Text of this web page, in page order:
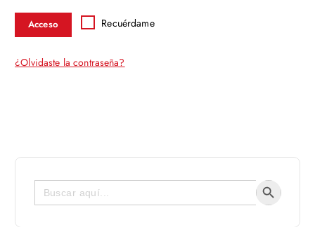
Recuérdame
Acceso
¿Olvidaste la contraseña?
Buscar: Botón de